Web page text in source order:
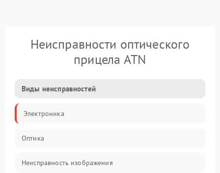
Неисправности оптического
прицела ATN
Виды неисправностей
Электроника
Оптика
Неисправность изображения